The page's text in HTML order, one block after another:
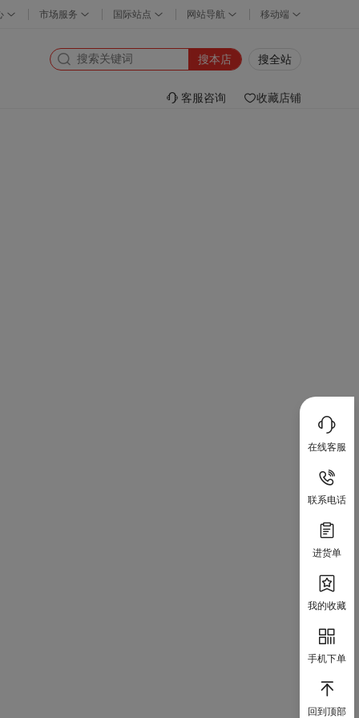
搜本店 搜全站
客服咨询 收藏店铺
在线客服
联系电话
进货单
我的收藏
手机下单
回到顶部